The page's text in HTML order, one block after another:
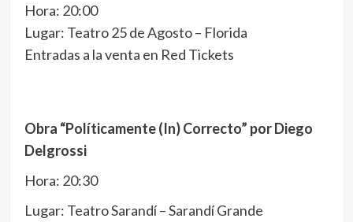
Hora: 20:00
Lugar: Teatro 25 de Agosto – Florida
Entradas a la venta en Red Tickets
Obra “Políticamente (In) Correcto” por Diego
Delgrossi
Hora: 20:30
Lugar: Teatro Sarandí – Sarandí Grande